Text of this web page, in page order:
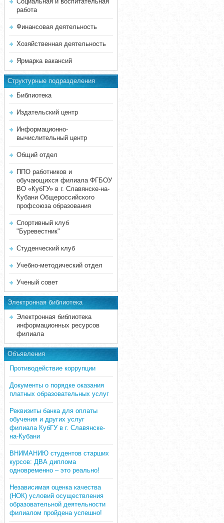
работа
Финансовая деятельность
Хозяйственная деятельность
Ярмарка вакансий
Структурные подразделения
Библиотека
Издательский центр
Информационно-
вычислительный центр
Общий отдел
ППО работников и
обучающихся филиала ФГБОУ
ВО «КубГУ» в г. Славянске-на-
Кубани Общероссийского
профсоюза образования
Спортивный клуб
"Буревестник"
Студенческий клуб
Учебно-методический отдел
Ученый совет
Электронная библиотека
Электронная библиотека
информационных ресурсов
филиала
Объявления
Противодействие коррупции
Документы о порядке оказания
платных образовательных услуг
Реквизиты банка для оплаты
обучения и других услуг
филиала КубГУ в г. Славянске-
на-Кубани
ВНИМАНИЮ студентов старших
курсов: ДВА диплома
одновременно – это реально!
Независимая оценка качества
(НОК) условий осуществления
образовательной деятельности
филиалом пройдена успешно!